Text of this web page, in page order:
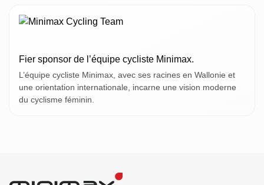
Fier sponsor de l’équipe cycliste Minimax.
L’équipe cycliste Minimax, avec ses racines en Wallonie et
une orientation internationale, incarne une vision moderne
du cyclisme féminin.